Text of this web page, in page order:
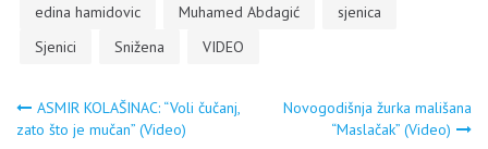
edina hamidovic
Muhamed Abdagić
sjenica
Sjenici
Snižena VIDEO
Navigacija
ASMIR KOLAŠINAC: “Voli čučanj,
zato što je mučan” (Video)
Novogodišnja žurka mališana
“Maslačak” (Video)